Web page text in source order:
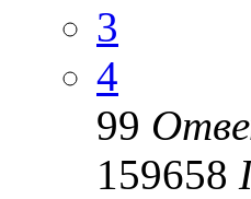
3
4
99
159658